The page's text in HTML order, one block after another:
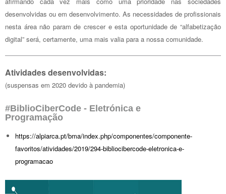
desenvolvidas ou em desenvolvimento. As necessidades de profissionais
nesta área não param de crescer e esta oportunidade de “alfabetização
digital” será, certamente, uma mais valia para a nossa comunidade.
Atividades desenvolvidas:
(suspensas em 2020 devido à pandemia)
#BiblioCiberCode - Eletrónica e
Programação
https://alpiarca.pt/bma/index.php/componentes/componente-
favoritos/atividades/2019/294-bibliocibercode-eletronica-e-
programacao